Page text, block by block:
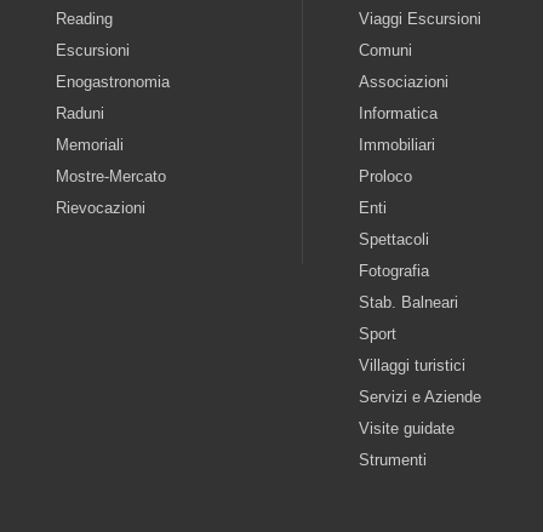
Reading
Escursioni
Enogastronomia
Raduni
Memoriali
Mostre-Mercato
Rievocazioni
Viaggi Escursioni
Comuni
Associazioni
Informatica
Immobiliari
Proloco
Enti
Spettacoli
Fotografia
Stab. Balneari
Sport
Villaggi turistici
Servizi e Aziende
Visite guidate
Strumenti